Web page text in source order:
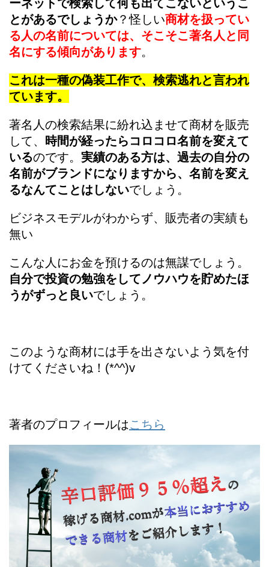
ーネットで検索して何も出てこないというこ
とがあるでしょうか？怪しい商材を扱ってい
る人の名前については、そこそこ著名人と同
名にする傾向があります。
これは一種の偽装工作で、検索逃れと言われ
ています。
著名人の検索結果に紛れ込ませて商材を販売
して、
時間が経ったらコロコロ名前を変えて
いるのです。 実績のある方は、過去の自分の
名前がブランドになりますから、名前を変え
るなんてことはしないでしょう。
ビジネスモデルがわからず、販売者の実績も
無い
こんな人にお金を預けるのは無謀でしょう。
自分で投資の勉強をしてノウハウを貯めたほ
うがずっと良いでしょう。
このような商材には手を出さないよう気を付
けてくださいね！(*^^)v
著者のプロフィールはこちら